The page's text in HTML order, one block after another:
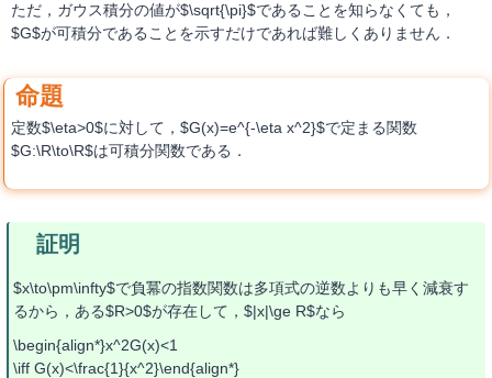
ただ，ガウス積分の値が$\sqrt{\pi}$であることを知らなくても，
$G$が可積分であることを示すだけであれば難しくありません．
定数$\eta>0$に対して，$G(x)=e^{-\eta x^2}$で定まる関数
$G:\R\to\R$は可積分関数である．
$x\to\pm\infty$で負冪の指数関数は多項式の逆数よりも早く減衰す
るから，ある$R>0$が存在して，$|x|\ge R$なら
\begin{align*}x^2G(x)<1
\iff G(x)<\frac{1}{x^2}\end{align*}